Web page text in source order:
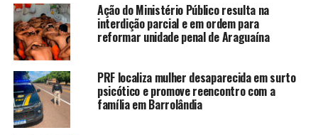
Ação do Ministério Público resulta na
interdição parcial e em ordem para
reformar unidade penal de Araguaína
PRF localiza mulher desaparecida em surto
psicótico e promove reencontro com a
família em Barrolândia